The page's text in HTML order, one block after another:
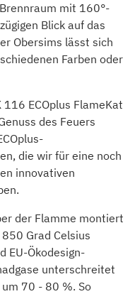
mit 160°-
Blick auf das
Obersims lässt sich
Farben oder
ECOplus FlameKat
des Feuers
die wir für eine noch
innovativen
der Flamme montiert
Grad Celsius
EU-Ökodesign-
unterschreitet
70 - 80 %. So